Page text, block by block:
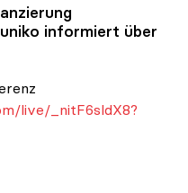
uniko informiert über
live/_nitF6sldX8?